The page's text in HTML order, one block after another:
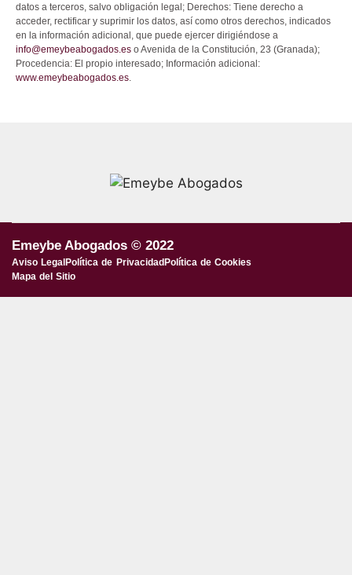
datos a terceros, salvo obligación legal; Derechos: Tiene derecho a
acceder, rectificar y suprimir los datos, así como otros derechos, indicados
en la información adicional, que puede ejercer dirigiéndose a
info@emeybeabogados.es o Avenida de la Constitución, 23 (Granada);
Procedencia: El propio interesado; Información adicional:
www.emeybeabogados.es
Emeybe Abogados © 2022
Aviso Legal Política de Privacidad Política de Cookies
Mapa del Sitio